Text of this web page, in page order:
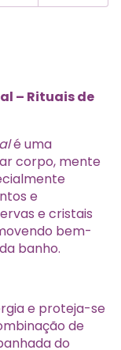
– Rituais de
é uma
corpo, mente
e
e cristais
bem-
banho.
e proteja-se
de
do